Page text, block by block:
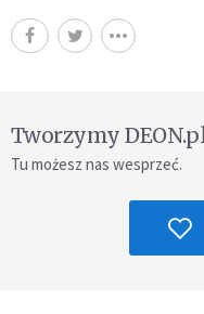
Tworzymy
Tu możesz nas wesprzeć.